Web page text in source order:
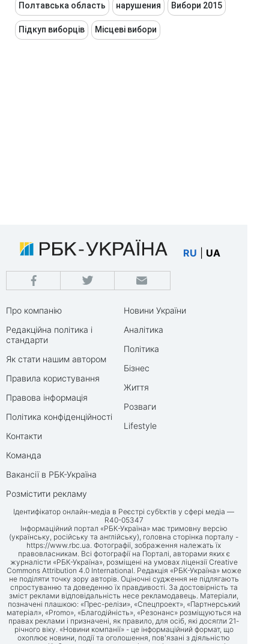
Полтавська область нарушения Вибори 2015
Підкуп виборців Місцеві вибори
RU UA
Про компанію
Редакційна політика і
стандарти
Як стати нашим автором
Правила користування
Правова інформація
Політика конфіденційності
Контакти
Команда
Вакансії в РБК-Україна
Розмістити рекламу
Новини України
Аналітика
Політика
Бізнес
Життя
Розваги
Lifestyle
Ідентифікатор онлайн-медіа в Реєстрі суб’єктів у сфері медіа —
R40-05347
Інформаційний портал «РБК-Україна» має тримовну версію
(українську, російську та англійську), головна сторінка порталу -
https://www.rbc.ua. Фотографії, зображення належать їх
правовласникам. Всі фотографії на Порталі, авторами яких є
журналісти «РБК-Україна», розміщені на умовах ліцензії Creative
Commons Attribution 4.0 International. Редакція «РБК-Україна» може
не поділяти точку зору авторів. Оціночні судження не підлягають
спростуванню та доведенню їх правдивості. За достовірність та
зміст реклами відповідальність несе рекламодавець. Матеріали,
позначені плашкою: «Прес-релізи», «Спецпроект», «Партнерський
матеріал», «Promo», «Благодійність», «Резонанс» розміщуються на
правах реклами і призначені, як правило, для осіб, які досягли 21-
річного віку. «Новини компанії» - це інформаційний формат, що
охоплює новини, події та оголошення, пов'язані з діяльністю